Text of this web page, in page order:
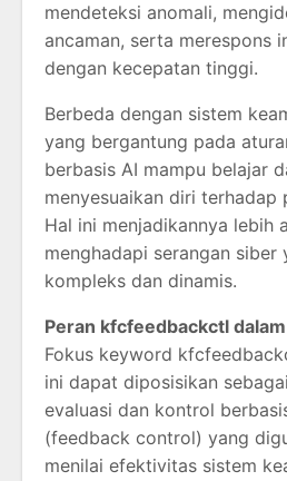
mendeteksi anomali,
ancaman, serta merespons
dengan kecepatan tinggi.
Berbeda dengan sistem
yang bergantung pada
berbasis AI mampu belajar
menyesuaikan diri terhadap
Hal ini menjadikannya lebih
menghadapi serangan siber
kompleks dan dinamis.
Peran kfcfeedbackctl
Fokus keyword
ini dapat diposisikan
evaluasi dan kontrol
(feedback control) yang
menilai efektivitas sistem